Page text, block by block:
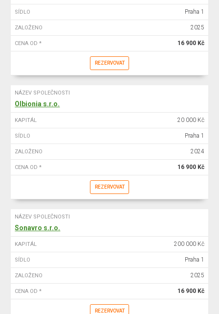
SÍDLO Praha 1
ZALOŽENO 2025
CENA OD * 16 900 Kč
REZERVOVAT
NÁZEV SPOLEČNOSTI
Olbionia s.r.o.
KAPITÁL 20 000 Kč
SÍDLO Praha 1
ZALOŽENO 2024
CENA OD * 16 900 Kč
REZERVOVAT
NÁZEV SPOLEČNOSTI
Sonavro s.r.o.
KAPITÁL 200 000 Kč
SÍDLO Praha 1
ZALOŽENO 2025
CENA OD * 16 900 Kč
REZERVOVAT